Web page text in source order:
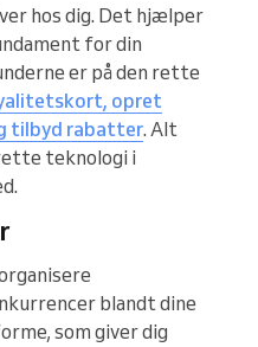
hos dig. Det hjælper
for din
er på den rette
opret
tilbyd rabatter. Alt
teknologi i
blandt dine
som giver dig